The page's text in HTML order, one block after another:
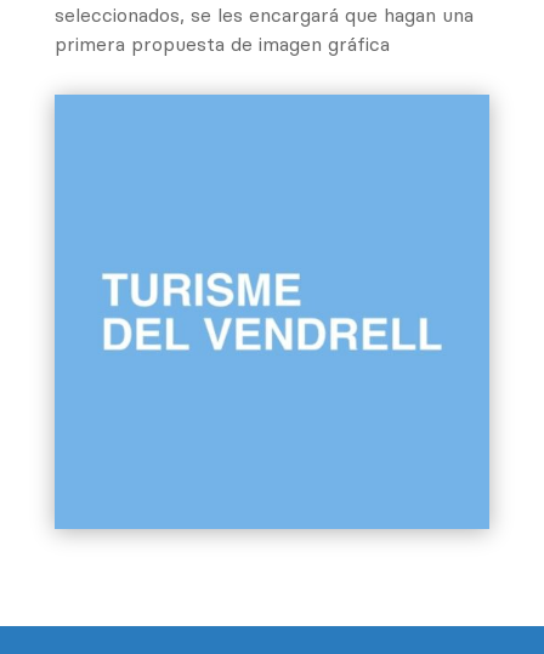
seleccionados, se les encargará que hagan una
primera propuesta de imagen gráfica